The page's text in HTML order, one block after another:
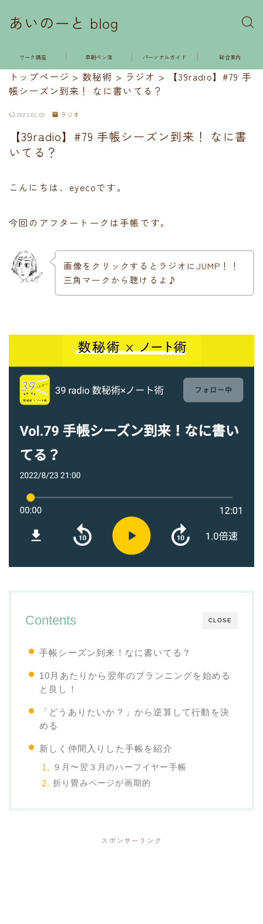
あいのーと blog
ワーク講座 早朝ペン活 パーソナルガイド 総合案内
トップページ > 数秘術 > ラジオ >
【39radio】#79 手
帳シーズン到来！ なに書いてる？
2023.02.02 ラジオ
【39radio】#79 手帳シーズン到来！ なに書
いてる？
こんにちは、eyecoです。
今回のアフタートークは手帳です。
画像をクリックするとラジオにJUMP！！
三角マークから聴けるよ♪
CLOSE
Contents
手帳シーズン到来！なに書いてる？
10月あたりから翌年のプランニングを始める
と良し！
「どうありたいか？」から逆算して行動を決
める
新しく仲間入りした手帳を紹介
９月〜翌３月のハーフイヤー手帳
折り畳みページが画期的
スポンサーリンク